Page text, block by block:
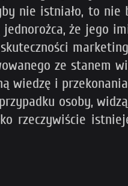
nie istniało, to
że jego
ze stanem
wiedzę i
osoby,
rzeczywiście